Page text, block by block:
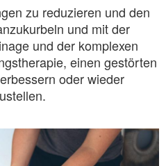
zu reduzieren und den
und mit der
und der komplexen
einen gestörten
oder wieder